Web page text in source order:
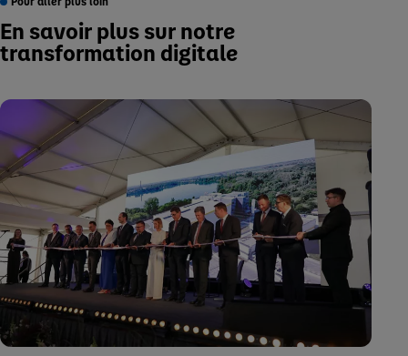
En savoir plus sur notre
transformation digitale